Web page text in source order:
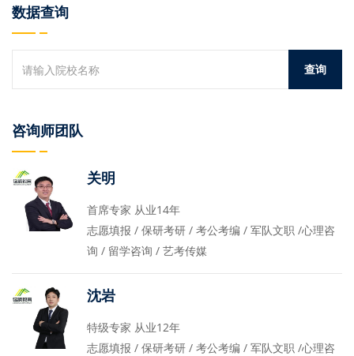
数据查询
咨询师团队
关明
首席专家 从业14年
志愿填报 / 保研考研 / 考公考编 / 军队文职 /心理咨
询 / 留学咨询 / 艺考传媒
沈岩
特级专家 从业12年
志愿填报 / 保研考研 / 考公考编 / 军队文职 /心理咨